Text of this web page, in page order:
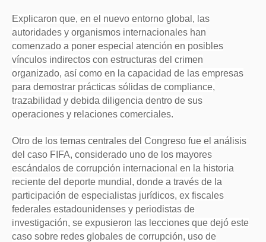
Explicaron que, en el nuevo entorno global, las
autoridades y organismos internacionales han
comenzado a poner especial atención en posibles
vínculos indirectos con estructuras del crimen
organizado, así como en la capacidad de las empresas
para demostrar prácticas sólidas de compliance,
trazabilidad y debida diligencia dentro de sus
operaciones y relaciones comerciales.
Otro de los temas centrales del Congreso fue el análisis
del caso FIFA, considerado uno de los mayores
escándalos de corrupción internacional en la historia
reciente del deporte mundial, donde a través de la
participación de especialistas jurídicos, ex fiscales
federales estadounidenses y periodistas de
investigación, se expusieron las lecciones que dejó este
caso sobre redes globales de corrupción, uso de